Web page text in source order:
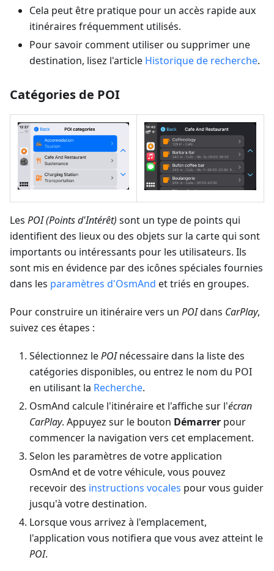
Cela peut être pratique pour un accès rapide aux
itinéraires fréquemment utilisés.
Pour savoir comment utiliser ou supprimer une
destination, lisez l'article Historique de recherche.
Catégories de POI
Les POI (Points d'Intérêt) sont un type de points qui
identifient des lieux ou des objets sur la carte qui sont
importants ou intéressants pour les utilisateurs. Ils
sont mis en évidence par des icônes spéciales fournies
dans les paramètres d'OsmAnd et triés en groupes.
Pour construire un itinéraire vers un POIdans CarPlay,
suivez ces étapes :
Sélectionnez lePOInécessaire dans la liste des
catégories disponibles, ou entrez le nom du POI
en utilisant la Recherche.
OsmAnd calcule l'itinéraire et l'affiche sur l'écran
CarPlay. Appuyez sur le bouton Démarrer pour
commencer la navigation vers cet emplacement.
Selon les paramètres de votre application
OsmAnd et de votre véhicule, vous pouvez
recevoir des instructions vocales pour vous guider
jusqu'à votre destination.
Lorsque vous arrivez à l'emplacement,
l'application vous notifiera que vous avez atteint le
POI.